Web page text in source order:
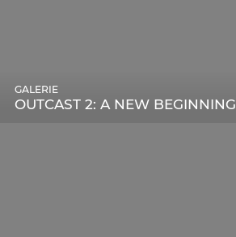
OUTCAST 2: A NEW BEGINNING
GALERIE